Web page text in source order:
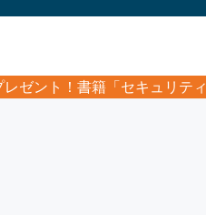
レゼント！書籍「セキュリテ